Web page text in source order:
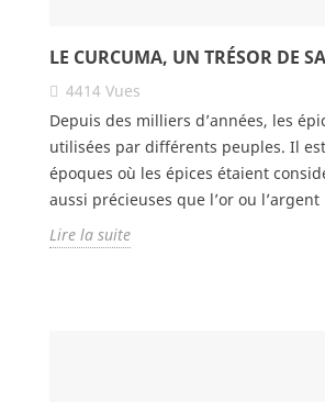
LE CURCUMA, UN TRÉSOR DE
4414 Vues
Depuis des milliers d’années, les
utilisées par différents peuples. Il
époques où les épices étaient
aussi précieuses que l’or ou l’argent
Lire la suite